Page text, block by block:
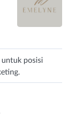
untuk posisi